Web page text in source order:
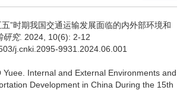
五”时期我国交通运输发展面临的内外部环境和
研究. 2024, 10(6): 2-12
j.cnki.2095-9931.2024.06.001
Yuee Internal and External Environments and
Development in China During the 15th